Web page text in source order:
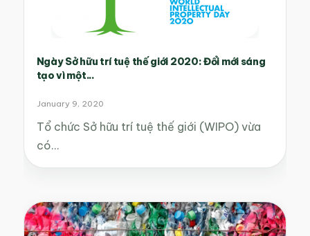
Ngày Sở hữu trí tuệ thế giới 2020: Đổi mới sáng
tạo vì một...
January 9, 2020
Tổ chức Sở hữu trí tuệ thế giới (WIPO) vừa
có…